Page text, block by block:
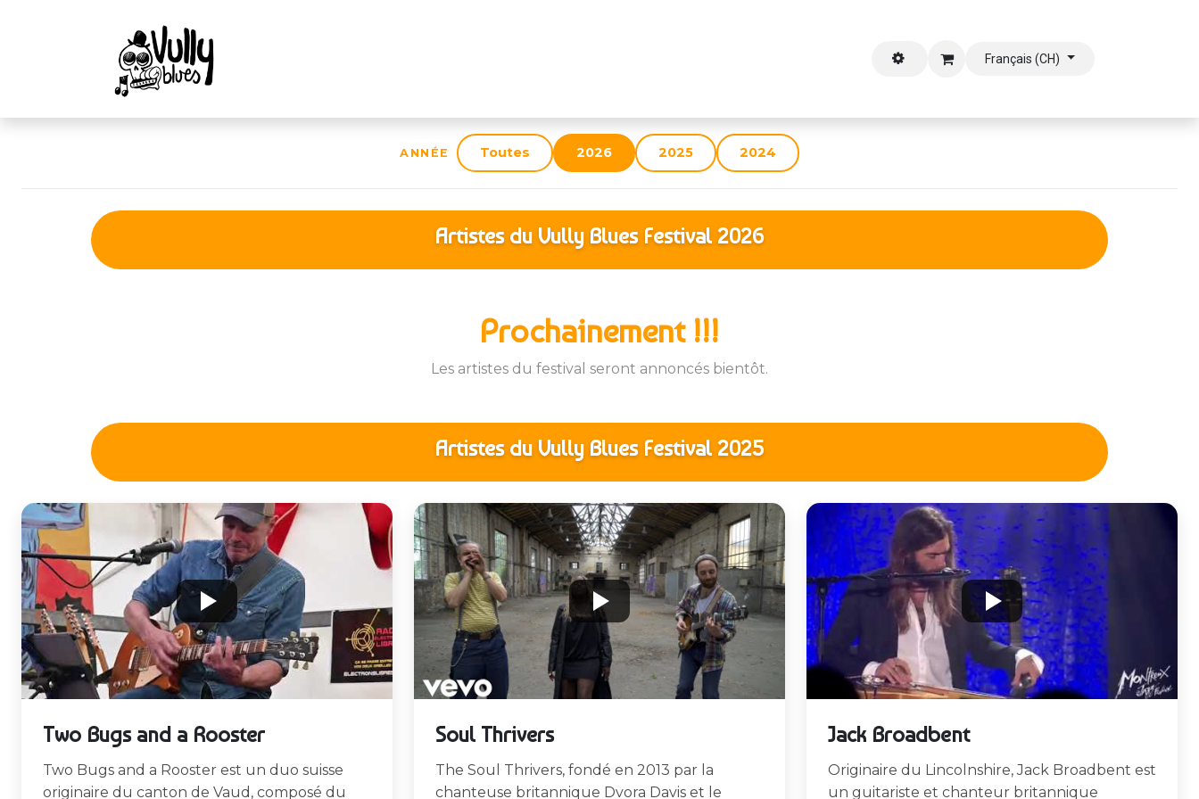
Français (CH)
ANNÉE Toutes 2026 2025 2024
Artistes du Vully Blues Festival 2026
Prochainement !!!
Les artistes du festival seront annoncés bientôt.
Artistes du Vully Blues Festival 2025
Two Bugs and a Rooster
Two Bugs and a Rooster est un duo suisse
originaire du canton de Vaud, composé du
Soul Thrivers
The Soul Thrivers, fondé en 2013 par la
chanteuse britannique Dvora Davis et le
Jack Broadbent
Originaire du Lincolnshire, Jack Broadbent est
un guitariste et chanteur britannique